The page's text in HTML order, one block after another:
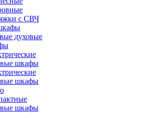
с СВЧ
духовые
шкафы
шкафы
шкафы